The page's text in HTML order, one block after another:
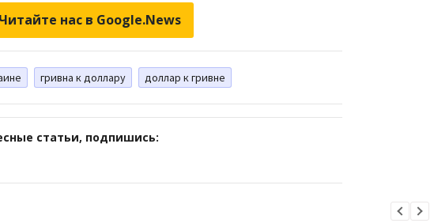
Читайте нас в Google.News
гривна к доллару доллар к гривне
статьи, подпишись: